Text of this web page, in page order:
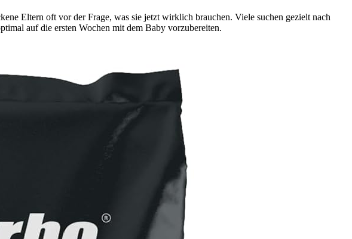
Eltern oft vor der Frage, was sie jetzt wirklich brauchen. Viele suchen gezielt nach
auf die ersten Wochen mit dem Baby vorzubereiten.